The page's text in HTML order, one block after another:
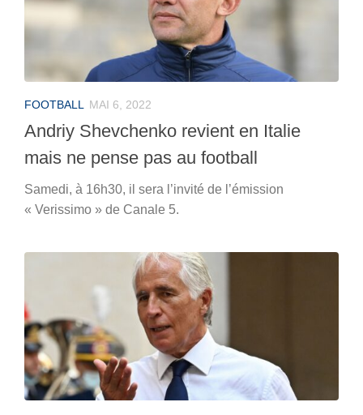
FOOTBALL MAI 6, 2022
Andriy Shevchenko revient en Italie
mais ne pense pas au football
Samedi, à 16h30, il sera l’invité de l’émission
« Verissimo » de Canale 5.